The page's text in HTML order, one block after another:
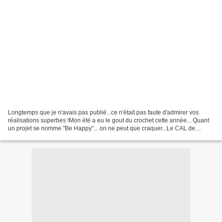
Longtemps que je n'avais pas publié...ce n'était pas faute d'admirer vos
réalisations superbes !Mon été a eu le gout du crochet cette année... Quant
un projet se nomme "Be Happy"... on ne peut que craquer...Le CAL de